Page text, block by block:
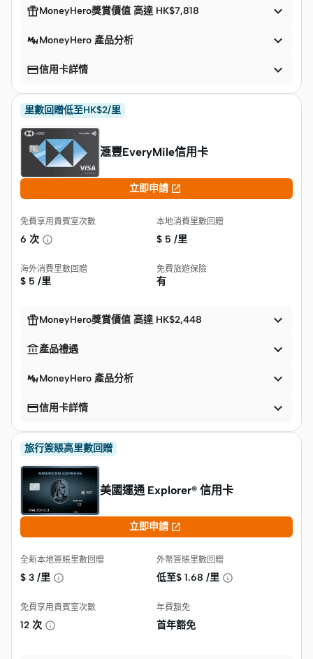
MoneyHero獎賞價值 高達 HK$7,818 
MoneyHero 產品分析 
信用卡詳情 
里數回贈低至HK$2/里
滙豐EveryMile信用卡
立即申請 
免費享用貴賓室次數
6 次
本地消費里數回贈
$ 5 /里
海外消費里數回贈
$ 5 /里
免費旅遊保險
有
MoneyHero獎賞價值 高達 HK$2,448 
產品禮遇 
MoneyHero 產品分析 
信用卡詳情 
旅行簽賬高里數回贈
美國運通 Explorer® 信用卡
立即申請 
全新本地簽賬里數回贈
$ 3 /里
外幣簽賬里數回贈
低至$ 1.68 /里
免費享用貴賓室次數
12 次
年費豁免
首年豁免